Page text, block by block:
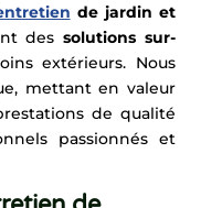
de jardin et
des solutions sur-
extérieurs. Nous
mettant en valeur
de qualité
passionnés et